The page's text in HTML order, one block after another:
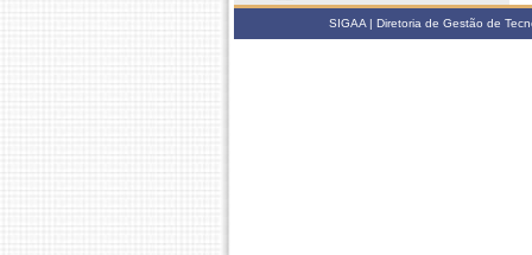
SIGAA | Diretoria de Gestão de